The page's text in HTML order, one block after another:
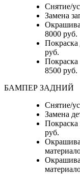
Снятие/
Замена
8000 руб.
Покраска
руб.
8500 руб.
БАМПЕР ЗАДНИЙ
Снятие/
Замена
Покраска
руб.